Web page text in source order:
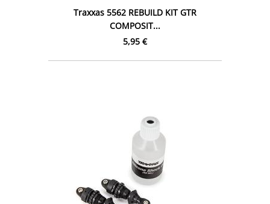
Traxxas 5562 REBUILD KIT GTR
COMPOSIT...
5,95 €